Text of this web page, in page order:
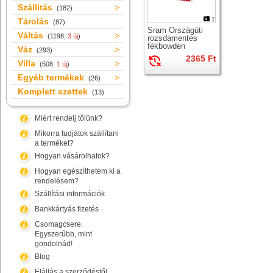
Szállítás (182)
Tárolás (87)
Váltás (1198, 3 új)
Váz (293)
Villa (508, 1 új)
Egyéb termékek (26)
Komplett szettek (13)
Miért rendelj tőlünk?
Mikorra tudjátok szállítani
a terméket?
Hogyan vásárolhatok?
Hogyan egészíthetem ki a
rendelésem?
Szállítási információk
Bankkártyás fizetés
Csomagcsere.
Egyszerűbb, mint
gondolnád!
Blog
1
Sram Országúti
rozsdamentes
fékbowden
2365 Ft